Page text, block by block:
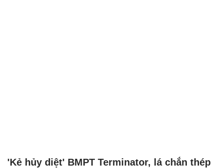
'Kẻ hủy diệt' BMPT Terminator, lá chắn thép